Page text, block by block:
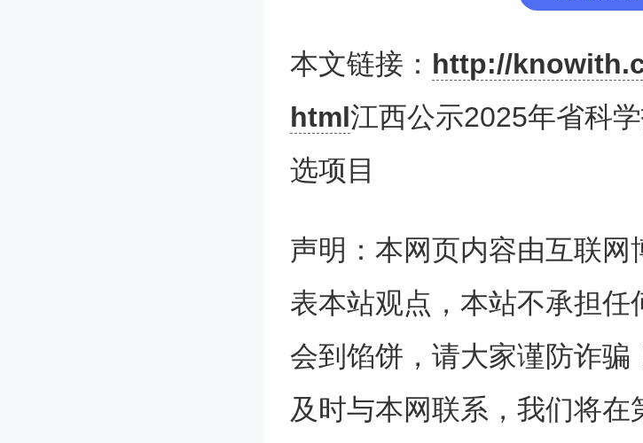
并提供有效联系方式。以单
须写明单位名称、联系人、
址，由单位法定代表人签字
个人提出异议的，须签署本
份证明（有效期内的身份证
工作单位、联系电话和详
出的异议一般不予受理。
本文链接： http://
html江西公示2025年省科
选项目
声明：本网页内容由互联网
表本站观点，本站不承担任
会到馅饼，请大家谨防诈骗
及时与本网联系，我们将在